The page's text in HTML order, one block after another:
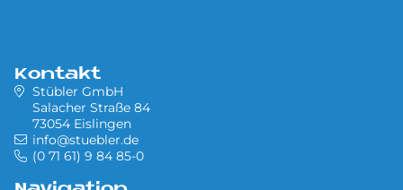
Kontakt
Stübler GmbH
Salacher Straße 84
73054 Eislingen
info@stuebler.de
(0 71 61) 9 84 85-0